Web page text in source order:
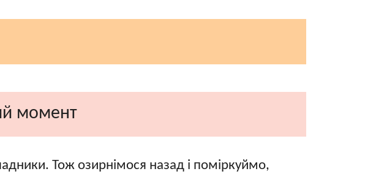
момент
Тож озирнімося назад і поміркуймо,